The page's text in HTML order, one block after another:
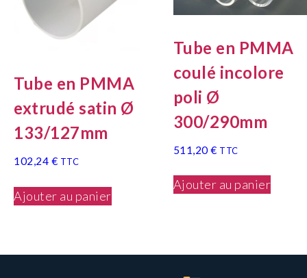
Tube en PMMA
extrudé satin Ø
133/127mm
102,24 € TTC
Ajouter au panier
Tube en PMMA
coulé incolore
poli Ø
300/290mm
511,20€ TTC
Ajouter au panier